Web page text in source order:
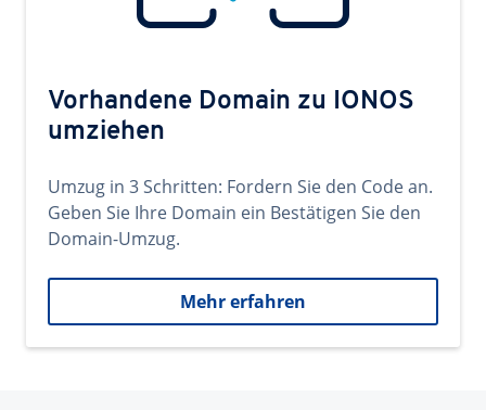
Vorhandene Domain zu IONOS
umziehen
Umzug in 3 Schritten: Fordern Sie den Code an.
Geben Sie Ihre Domain ein Bestätigen Sie den
Domain-Umzug.
Mehr erfahren